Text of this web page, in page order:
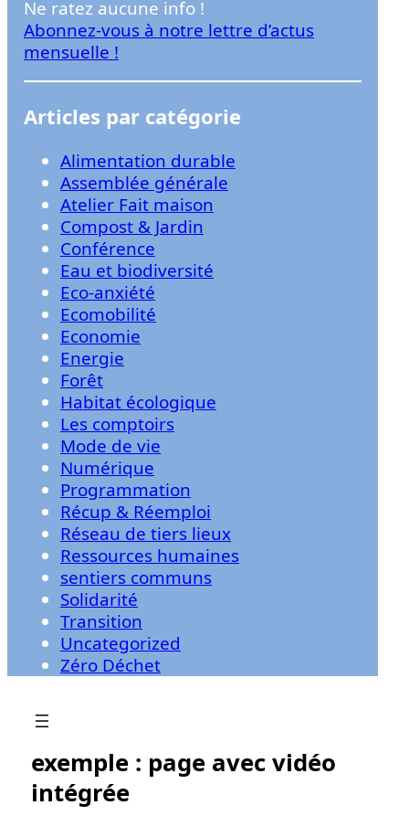
e
r
Ne ratez aucune info !
Abonnez-vous à notre lettre d’actus
mensuelle !
Articles par catégorie
Alimentation durable
Assemblée générale
Atelier Fait maison
Compost & Jardin
Conférence
Eau et biodiversité
Eco-anxiété
Ecomobilité
Economie
Energie
Forêt
Habitat écologique
Les comptoirs
Mode de vie
Numérique
Programmation
Récup & Réemploi
Réseau de tiers lieux
Ressources humaines
sentiers communs
Solidarité
Transition
Uncategorized
Zéro Déchet
exemple : page avec vidéo
intégrée